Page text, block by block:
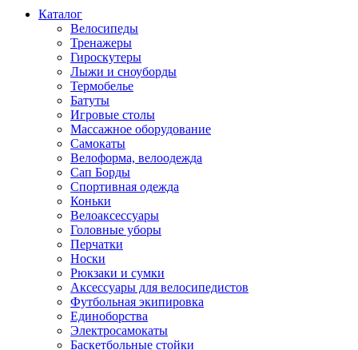
Каталог
Велосипеды
Тренажеры
Гироскутеры
Лыжи и сноуборды
Термобелье
Батуты
Игровые столы
Массажное оборудование
Самокаты
Велоформа, велоодежда
Сап Борды
Спортивная одежда
Коньки
Велоаксессуары
Головные уборы
Перчатки
Носки
Рюкзаки и сумки
Аксессуары для велосипедистов
Футбольная экипировка
Единоборства
Электросамокаты
Баскетбольные стойки